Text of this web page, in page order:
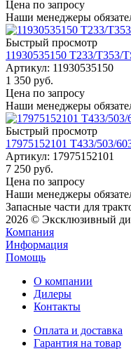
Цена по запросу
Наши менеджеры
Быстрый просмотр
11930535150 Т233/
Артикул: 11930535150
1 350 руб.
Цена по запросу
Наши менеджеры
Быстрый просмотр
17975152101 Т433/503/
Артикул: 17975152101
7 250 руб.
Цена по запросу
Наши менеджеры
Запасные части для
2026 © Эксклюзивный
Компания
Информация
Помощь
О компании
Дилеры
Контакты
Оплата и доставка
Гарантия на товар